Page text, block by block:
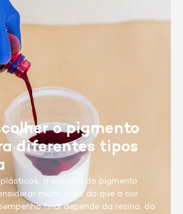
o pigmento
diferentes tipos
a escolha do pigmento
muito mais do que a cor
final depende da resina, do